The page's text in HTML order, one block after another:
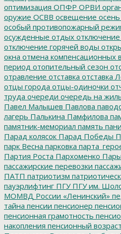
оптимизация ОПФР ОРВИ
оружие ОСВВ освещение осень
особый противопожарный
осужденные отдых отключение
отключение горячей воды
окна отмена компенсационных
период отопительный сезон
отравление отставка отставка
отцы города отцы-одиночки
труда очереди очередь на
Павел Малышев Павлова
лагерь Палькина Памфилова
памятник-мемориал память
Парад колясок Парад Победы
парк Весна парковка
Партия Роста Пархоменко
пассажирские перевозки
ПАТП патриотизм
пауэрлифтинг ПГУПГУ им.
МОМВД России «Ленинский»
тайна пенсии пенсионер
пенсионная грамотность
накопления пенсионный возраст